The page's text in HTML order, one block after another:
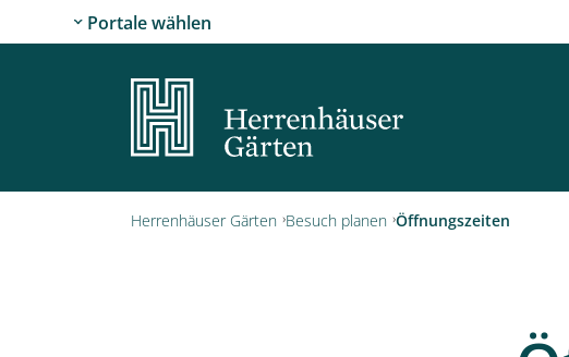
Portale wählen
Herrenhäuser Gärten Besuch planen Öffnungszeiten